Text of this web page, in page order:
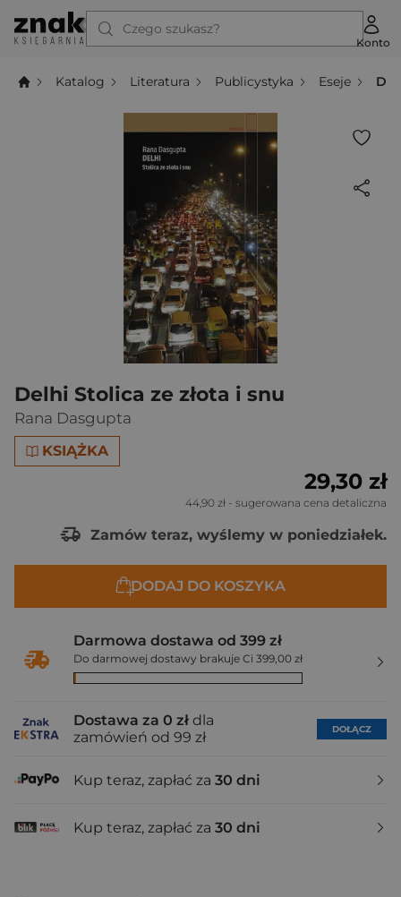
Czego szukasz?
Konto
Katalog Literatura Publicystyka Eseje
Delhi Stolica ze złota i snu
Rana Dasgupta
KSIĄŻKA
29,30 zł
44,90 zł - sugerowana cena detaliczna
Zamów teraz, wyślemy w poniedziałek.
DODAJ DO KOSZYKA
Darmowa dostawa od 399 zł
Do darmowej dostawy brakuje Ci 399,00 zł
Dostawa za 0 zł dla
zamówień od 99 zł
DOŁĄCZ
Kup teraz, zapłać za 30 dni
Kup teraz, zapłać za 30 dni